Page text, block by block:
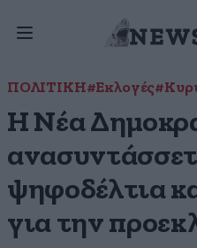
ΠΟΛΙΤΙΚΗ#Εκλογές
Η Νέα
ψηφοδέλτια
για την